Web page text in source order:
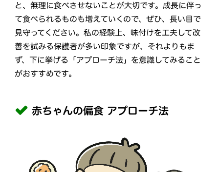
と、無理に食べさせないことが大切です。成長に伴っ
て食べられるものも増えていくので、ぜひ、長い目で
見守ってください。私の経験上、味付けを工夫して改
善を試みる保護者が多い印象ですが、それよりもま
ず、下に挙げる「アプローチ法」を意識してみること
がおすすめです。
赤ちゃんの偏食 アプローチ法